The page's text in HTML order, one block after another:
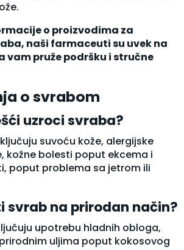
o proizvodima za
naši farmaceuti su uvek na
vam pruže podršku i stručne
o svrabom
uzroci svraba?
suvoću kože, alergijske
kožne bolesti poput ekcema i
poput problema sa jetrom ili
svrab na prirodan način?
upotrebu hladnih obloga,
uljima poput kokosovog